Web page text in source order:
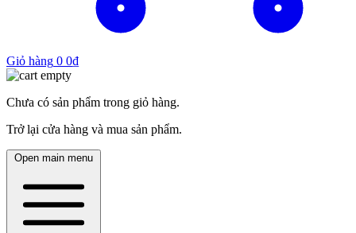
Giỏ hàng 0 0₫
Chưa có sản phẩm trong giỏ hàng.
Trở lại cửa hàng và mua sản phẩm.
Open main menu